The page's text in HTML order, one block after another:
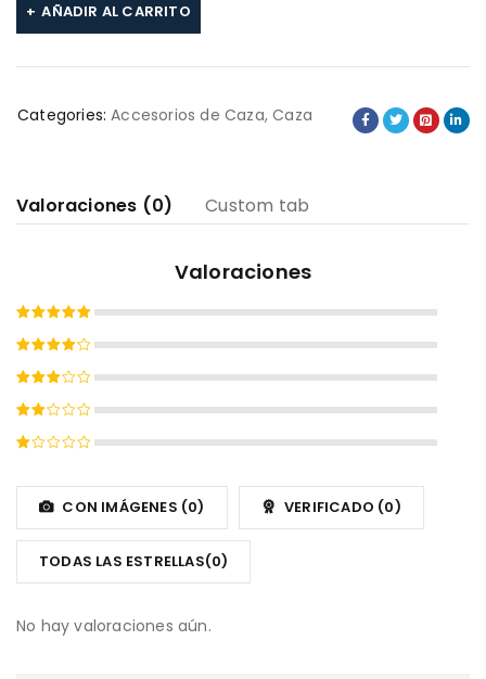
AÑADIR AL CARRITO
Categories: Accesorios de Caza,Caza
Valoraciones (0) Custom tab
Valoraciones
Valorado
5
Valorado
de 5
Valorado
3de
Valorado
de
con
5
CON IMÁGENES (0) VERIFICADO (0)
TODAS LAS ESTRELLAS(0)
No hay valoraciones aún.